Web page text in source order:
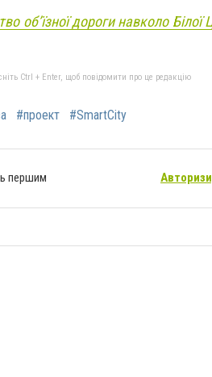
об’їзної дороги навколо
Ctrl + Enter, щоб повідомити про це редакцію
#проект #SmartCity
першим